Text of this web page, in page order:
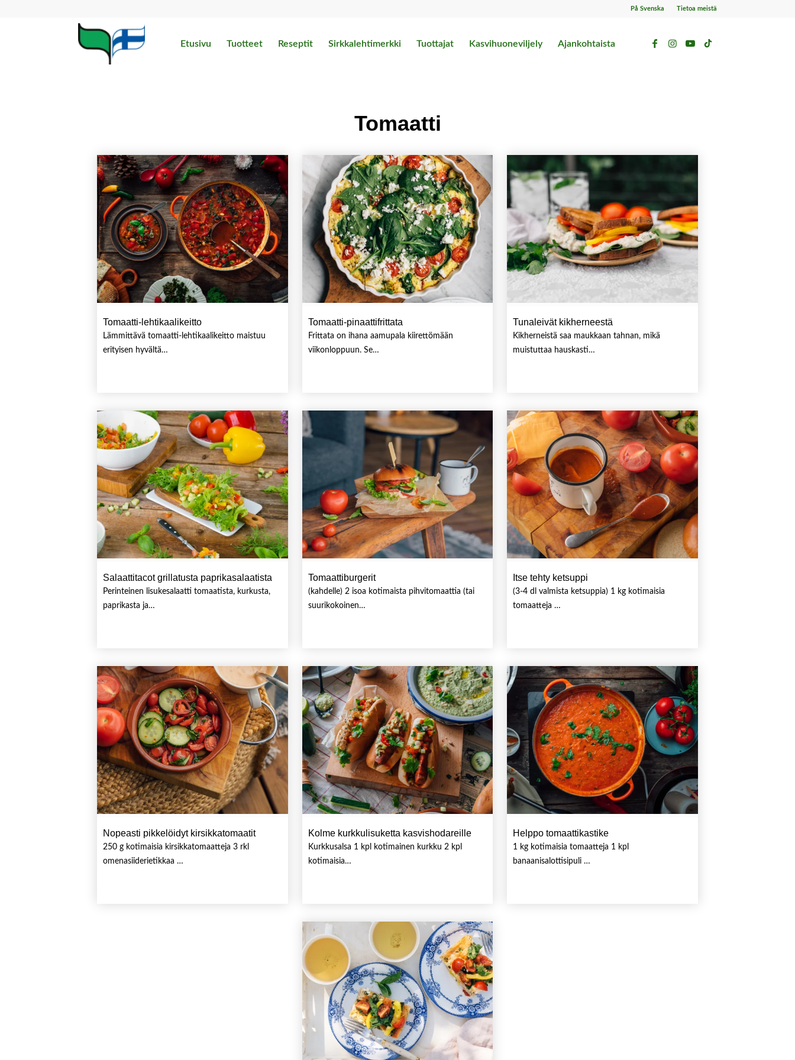
På Svenska Tietoa meistä
Etusivu Tuotteet Reseptit Sirkkalehtimerkki Tuottajat Kasvihuoneviljely Ajankohtaista
Tomaatti
Tomaatti-lehtikaalikeitto
Lämmittävä tomaatti-lehtikaalikeitto maistuu
erityisen hyvältä…
Tomaatti-pinaattifrittata
Frittata on ihana aamupala kiirettömään
viikonloppuun. Se…
Tunaleivät kikherneestä
Kikherneistä saa maukkaan tahnan, mikä
muistuttaa hauskasti…
Salaattitacot grillatusta paprikasalaatista
Perinteinen lisukesalaatti tomaatista, kurkusta,
paprikasta ja…
Tomaattiburgerit
(kahdelle) 2 isoa kotimaista pihvitomaattia (tai
suurikokoinen…
Itse tehty ketsuppi
(3-4 dl valmista ketsuppia) 1 kg kotimaisia
tomaatteja …
Nopeasti pikkelöidyt kirsikkatomaatit
250 g kotimaisia kirsikkatomaatteja 3 rkl
omenasiiderietikkaa …
Kolme kurkkulisuketta kasvishodareille
Kurkkusalsa 1 kpl kotimainen kurkku 2 kpl
kotimaisia…
Helppo tomaattikastike
1 kg kotimaisia tomaatteja 1 kpl
banaanisalottisipuli …